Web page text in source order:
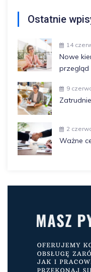
Ostatnie
14
Nowe
przegląd
9
2
Ważne